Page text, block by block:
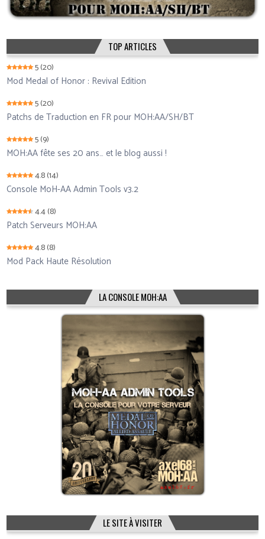
TOP ARTICLES
5(20)
Mod Medal of Honor : Revival Edition
5(20)
Patchs de Traduction en FR pour MOH:AA/SH/BT
5(9)
MOH:AA fête ses 20 ans… et le blog aussi !
4.8(14)
Console MoH-AA Admin Tools v3.2
4.4(8)
Patch Serveurs MOH:AA
4.8(8)
Mod Pack Haute Résolution
LA CONSOLE MOH:AA
LE SITE À VISITER